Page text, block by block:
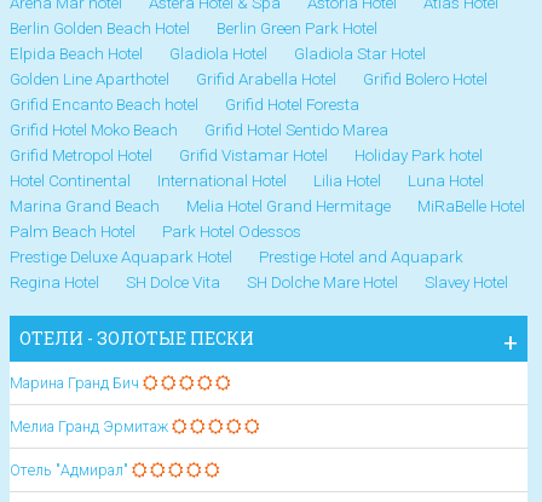
Berlin Golden Beach Hotel
Berlin Green Park Hotel
Elpida Beach Hotel
Gladiola Hotel
Gladiola Star Hotel
Golden Line Aparthotel
Grifid Arabella Hotel
Grifid Bolero Hotel
Grifid Encanto Beach hotel
Grifid Hotel Foresta
Grifid Hotel Moko Beach
Grifid Hotel Sentido Marea
Grifid Metropol Hotel
Grifid Vistamar Hotel
Holiday Park hotel
Hotel Continental
International Hotel Lilia Hotel
Luna Hotel
Marina Grand Beach
Melia Hotel Grand Hermitage
MiRaBelle Hotel
Palm Beach Hotel
Park Hotel Odessos
Prestige Deluxe Aquapark Hotel
Prestige Hotel and Aquapark
Regina Hotel
SH Dolce Vita SH Dolche Mare Hotel Slavey Hotel
ОТЕЛИ - ЗОЛОТЫЕ ПЕСКИ
Марина Гранд Бич
Мелиа Гранд Эрмитаж
Отель "Адмирал"